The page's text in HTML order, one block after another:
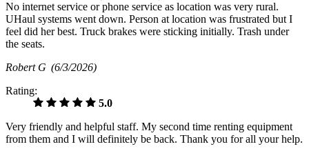
No internet service or phone service as location was very rural.
UHaul systems went down. Person at location was frustrated but I
feel did her best. Truck brakes were sticking initially. Trash under
the seats.
Robert G (6/3/2026)
Rating:
5.0
Very friendly and helpful staff. My second time renting equipment
from them and I will definitely be back. Thank you for all your help.